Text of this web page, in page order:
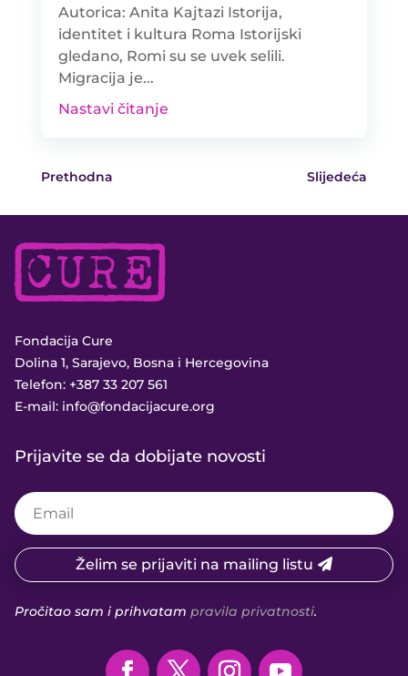
Autorica: Anita Kajtazi Istorija,
identitet i kultura Roma Istorijski
gledano, Romi su se uvek selili.
Migracija je...
Nastavi čitanje
Prethodna Slijedeća
Fondacija Cure
Dolina 1, Sarajevo, Bosna i Hercegovina
Telefon: +387 33 207 561
E-mail: info@fondacijacure.org
Prijavite se da dobijate novosti
Želim se prijaviti na mailing listu
Pročitao sam i prihvatam pravila privatnosti.